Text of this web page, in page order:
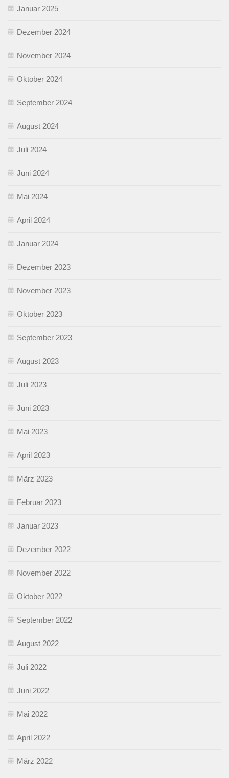
Januar 2025
Dezember 2024
November 2024
Oktober 2024
September 2024
August 2024
Juli 2024
Juni 2024
Mai 2024
April 2024
Januar 2024
Dezember 2023
November 2023
Oktober 2023
September 2023
August 2023
Juli 2023
Juni 2023
Mai 2023
April 2023
März 2023
Februar 2023
Januar 2023
Dezember 2022
November 2022
Oktober 2022
September 2022
August 2022
Juli 2022
Juni 2022
Mai 2022
April 2022
März 2022